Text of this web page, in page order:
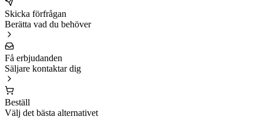
Skicka förfrågan
Berätta vad du behöver
Få erbjudanden
Säljare kontaktar dig
Beställ
Välj det bästa alternativet